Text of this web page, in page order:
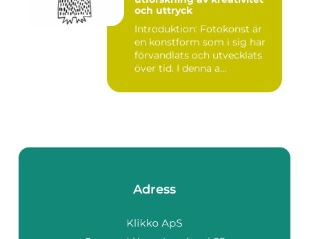
och uttryck
Introduktion: Fotokonst är
en konstform som i sig har
förvandlats och utvecklats
över tid. I denna a...
Adress